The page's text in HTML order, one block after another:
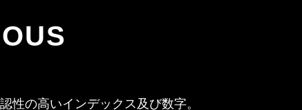
性の高いインデックス及び数字。